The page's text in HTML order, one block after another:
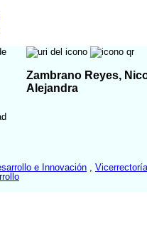
Zambrano Reyes,
Alejandra
e Innovación